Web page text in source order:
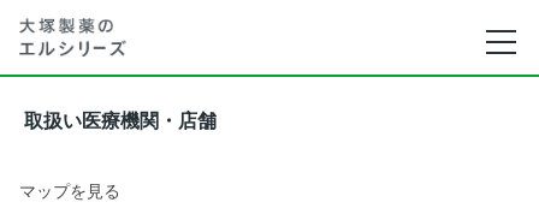
取扱い医療機関・店舗
マップを見る